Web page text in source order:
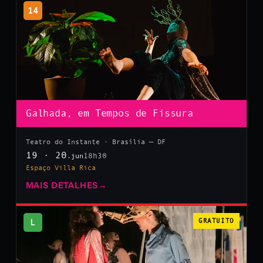
14
Galhada, em Tempos de Fissura
Teatro do Instante · Brasília — DF
19 · 20 .jun 18h30
Espaço Villa Rica
MAIS DETALHES →
L GRATUITO